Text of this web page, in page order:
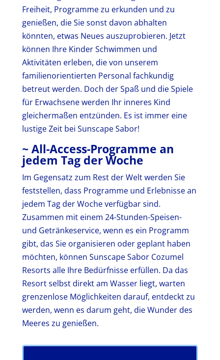
Freiheit, Programme zu erkunden und zu
genießen, die Sie sonst davon abhalten
könnten, etwas Neues auszuprobieren. Jetzt
können Ihre Kinder Schwimmen und
Aktivitäten erleben, die von unserem
familienorientierten Personal fachkundig
betreut werden. Doch der Spaß und die Spiele
für Erwachsene werden Ihr inneres Kind
gleichermaßen entzünden. Es ist immer eine
lustige Zeit bei Sunscape Sabor!
~ All-Access-Programme an
jedem Tag der Woche
Im Gegensatz zum Rest der Welt werden Sie
feststellen, dass Programme und Erlebnisse an
jedem Tag der Woche verfügbar sind.
Zusammen mit einem 24-Stunden-Speisen-
und Getränkeservice, wenn es ein Programm
gibt, das Sie organisieren oder geplant haben
möchten, können Sunscape Sabor Cozumel
Resorts alle Ihre Bedürfnisse erfüllen. Da das
Resort selbst direkt am Wasser liegt, warten
grenzenlose Möglichkeiten darauf, entdeckt zu
werden, wenn es darum geht, die Wunder des
Meeres zu genießen.